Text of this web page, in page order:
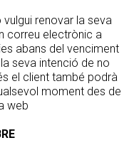
vulgui renovar la seva
correu electrònic a
abans del venciment
seva intenció de no
el client també podrà
moment des de
web